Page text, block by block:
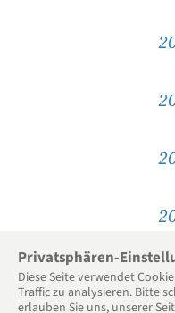
Privatsphären-
Diese Seite verwendet
Traffic zu analysieren. Bitte
erlauben Sie uns, unserer